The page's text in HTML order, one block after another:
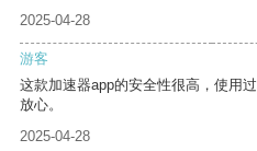
2025-04-28
游客
这款加速器app的安全性很高，使用
放心。
2025-04-28